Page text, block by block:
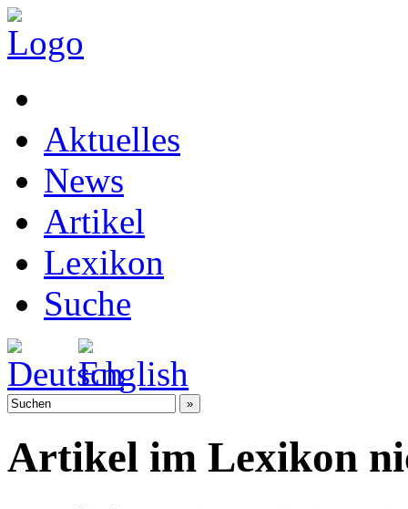
Aktuelles
News
Artikel
Lexikon
Suche
Artikel im Lexikon